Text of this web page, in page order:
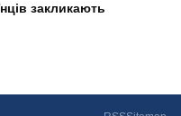
закликають